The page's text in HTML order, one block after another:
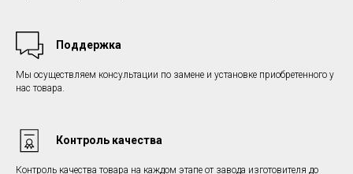
Поддержка
Мы осуществляем консультации по замене и установке приобретенного у
нас товара.
Контроль качества
Контроль качества товара на каждом этапе от завода изготовителя до